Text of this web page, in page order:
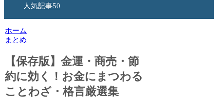
人気記事50
ホーム
まとめ
【保存版】金運・商売・節
約に効く！お金にまつわる
ことわざ・格言厳選集